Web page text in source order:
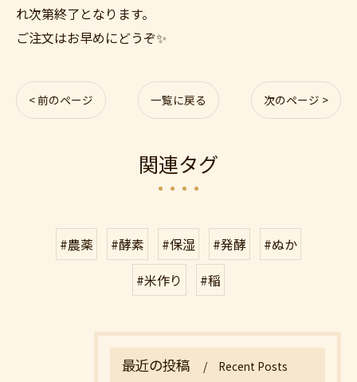
れ次第終了となります。
ご注文はお早めにどうぞ✨
< 前のページ 一覧に戻る 次のページ >
関連タグ
#農薬 #酵素 #保湿 #発酵
#ぬか
#米作り
#稲
最近の投稿 Recent Posts